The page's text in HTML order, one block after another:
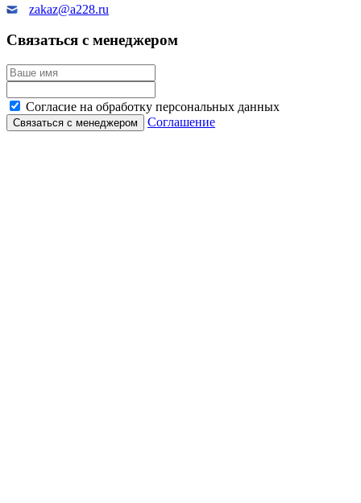
zakaz@a228.ru
Связаться с менеджером
Согласие на обработку персональных данных
Соглашение